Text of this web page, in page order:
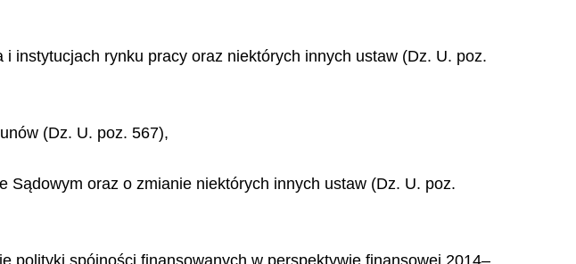
instytucjach rynku pracy oraz niektórych innych ustaw (Dz. U. poz.
(Dz. U. poz. 567),
oraz o zmianie niektórych innych ustaw (Dz. U. poz.
polityki spójności finansowanych w perspektywie finansowej 2014–